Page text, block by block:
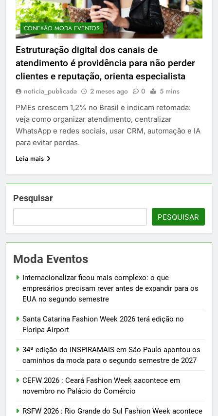
CONEXÃO MODA EVENTOS
Estruturação digital dos canais de
atendimento é providência para não perder
clientes e reputação, orienta especialista
noticia_publicada 2 meses ago 0 5 mins
PMEs crescem 1,2% no Brasil e indicam retomada:
veja como organizar atendimento, centralizar
WhatsApp e redes sociais, usar CRM, automação e IA
para evitar perdas.
Leia mais
Pesquisar
PESQUISAR
Moda Eventos
Internacionalizar ficou mais complexo: o que
empresários precisam rever antes de expandir para os
EUA no segundo semestre
Santa Catarina Fashion Week 2026 terá edição no
Floripa Airport
34ª edição do INSPIRAMAIS em São Paulo apontou os
caminhos da moda para o segundo semestre de 2027
CEFW 2026 : Ceará Fashion Week aacontece em
novembro no Palácio do Comércio
RSFW 2026 : Rio Grande do Sul Fashion Week acontece